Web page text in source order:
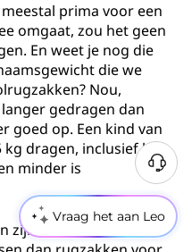
Vraag het aan Leo
prima voor een
omgaat, zou het geen
En weet je nog die
die we
Nou,
gedragen dan
goed op. Een kind van
kg dragen, inclusief het
minder is
zijn bedoeld om